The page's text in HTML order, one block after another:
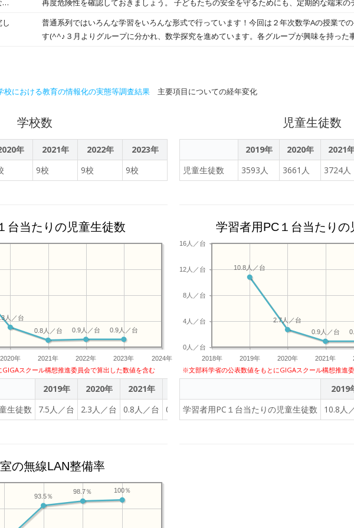
の顔が見えるから、発表しやすそうですね。 家庭科室を覗くと、５年生が初のアイロン
わった二人。怖がらず、サクッと作成していました。 マイエプロンの日が楽しみです
真は５時間目の授業スナップです。 ４年生は国語のテスト中でしたが、終わった人はタブ
チ？をしていました。
再度危険性を確認しておきましょう。 子どもたちの安全を守るためにも、定期的な端末の
普通系列ではいろんな学習をいろんな形式で行っています！今回は２年次数学Aの授業で
す(^^♪３月よりグループに分かれ、数学探究を進めています。各グループが興味を持った
校における教育の情報化の実態等調査結果 主要項目についての経年変化
学校数
年 2021年 2022年
2023年
9校 9校 9校
児童生徒数
2019年 2020年 2021
児童生徒数
3593人 3661人 3724人
台当たりの児童生徒数
2020年 2021年 2022年 2023年 2024年
0.9人／台
0.9人／台
0.8人／台
人／台
スクール構想推進委員会で算出した数値を含む
2019年 2020年 2021年
生徒数
7.5人／台 2.3人／台 0.8人／台 0.9人／台 0.9人／台
学習者用PC１台当たりの
2018年 2019年 2020年 2021年
0人／台
4人／台
8人／台
12人／台
16人／台
0.9人／台
2.7人／台
10.8人／台
※文部科学省の公表数値をもとにGIGAスクール構想推進
2019
学習者用PC１台当たりの児童生徒数
10.8人
の無線LAN整備率
100％
98.7％
93.5％